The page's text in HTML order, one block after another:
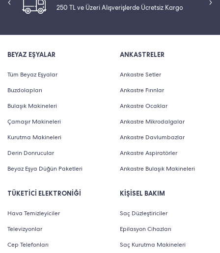
250 TL ve Üzeri Alışverişlerde Ücretsiz Kargo
BEYAZ EŞYALAR
Tüm Beyaz Eşyalar
Buzdolapları
Bulaşık Makineleri
Çamaşır Makineleri
Kurutma Makineleri
Derin Donrucular
Beyaz Eşya Düğün Paketleri
TÜKETİCİ ELEKTRONİĞİ
Hava Temizleyiciler
Televizyonlar
Cep Telefonları
ANKASTRELER
Ankastre Setler
Ankastre Fırınlar
Ankastre Ocaklar
Ankastre Mikrodalgalar
Ankastre Davlumbazlar
Ankastre Aspiratörler
Ankastre Bulaşık Makineleri
KİŞİSEL BAKIM
Saç Düzleştiriciler
Epilasyon Cihazları
Saç Kurutma Makineleri